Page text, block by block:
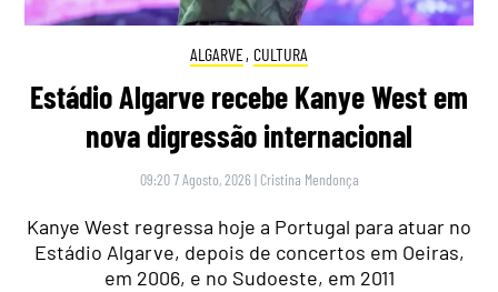
ALGARVE, CULTURA
Estádio Algarve recebe Kanye West em
nova digressão internacional
09:20 7 Agosto, 2026 | Cristina Mendonça
Kanye West regressa hoje a Portugal para atuar no
Estádio Algarve, depois de concertos em Oeiras,
em 2006, e no Sudoeste, em 2011